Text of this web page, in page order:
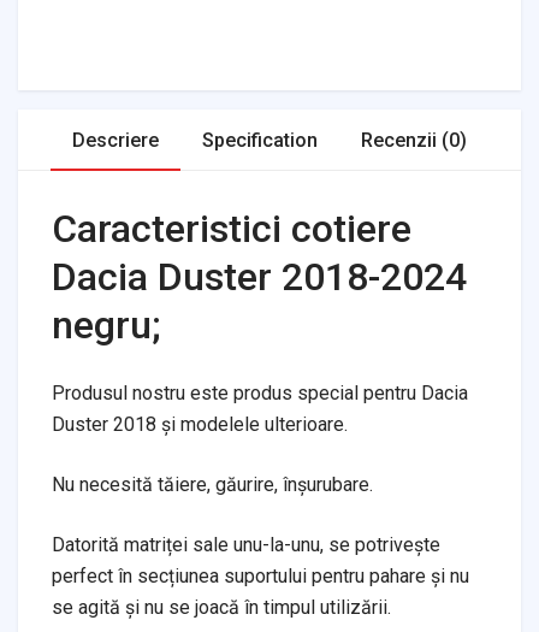
Descriere Specification Recenzii (0)
Caracteristici cotiere
Dacia Duster 2018-2024
negru;
Produsul nostru este produs special pentru Dacia
Duster 2018 și modelele ulterioare.
Nu necesită tăiere, găurire, înșurubare.
Datorită matriței sale unu-la-unu, se potrivește
perfect în secțiunea suportului pentru pahare și nu
se agită și nu se joacă în timpul utilizării.